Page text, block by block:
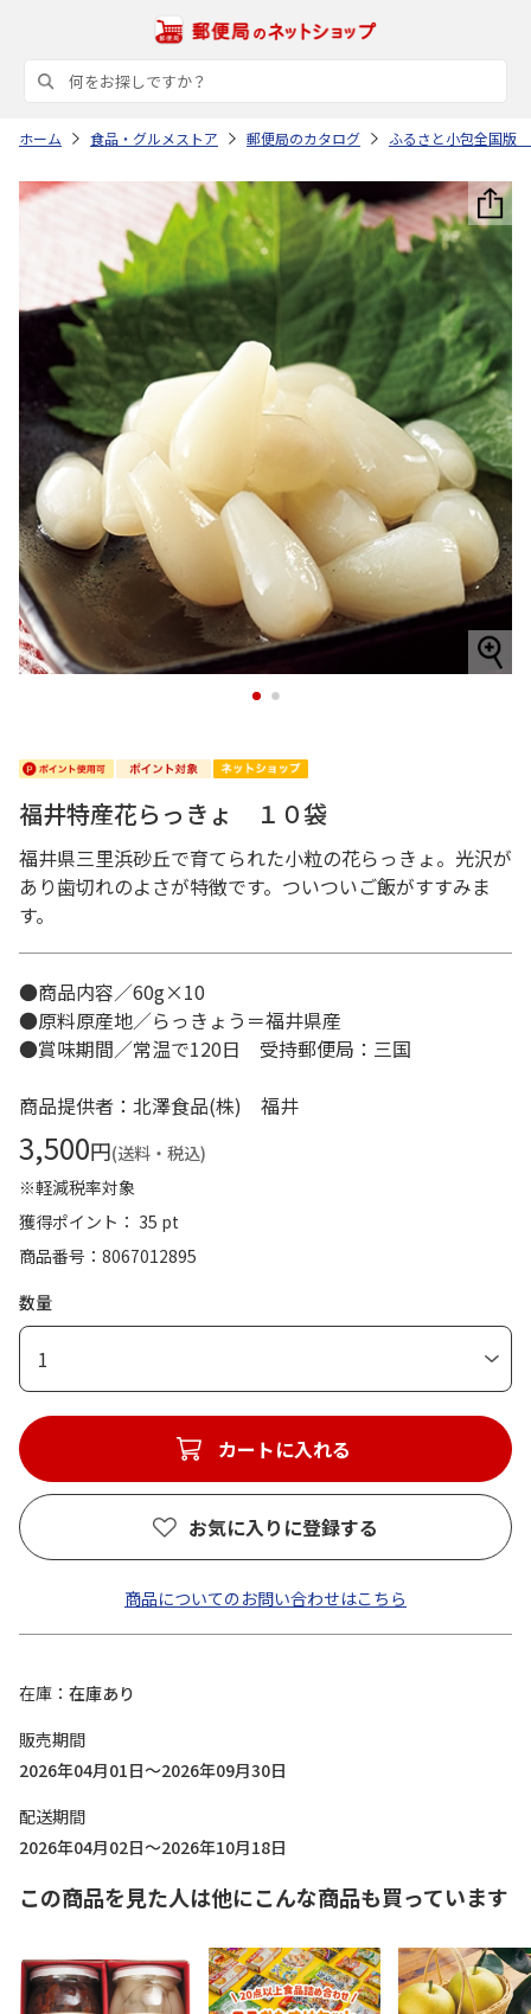
ホーム 食品・グルメストア 郵便局のカタログ ふるさと小包全国版
1 2
福井特産花らっきょ １０袋
福井県三里浜砂丘で育てられた小粒の花らっきょ。光沢が
あり歯切れのよさが特徴です。ついついご飯がすすみま
す。
●商品内容／60g×10
●原料原産地／らっきょう＝福井県産
●賞味期間／常温で120日 受持郵便局：三国
商品提供者：北澤食品(株) 福井
3,500円(送料・税込)
※軽減税率対象
獲得ポイント： 35 pt
商品番号
8067012895
数量
1
カートに入れる
お気に入りに登録する
商品についてのお問い合わせはこちら
在庫
在庫あり
販売期間
2026年04月01日～2026年09月30日
配送期間
2026年04月02日～2026年10月18日
この商品を見た人は他にこんな商品も買っています